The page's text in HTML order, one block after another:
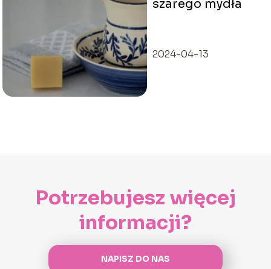
szarego mydła
2024-04-13
Potrzebujesz więcej
informacji?
NAPISZ DO NAS